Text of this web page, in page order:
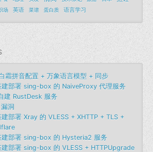
场 英语 菜谱 蛋白质 语言学习
霜拼音配置 + 万象语言模型 + 同步
建部署 sing-box 的 NaiveProxy 代理服务
建 RustDesk 服务
洞
部署 Xray 的 VLESS + XHTTP + TLS +
建部署 sing-box 的 Hysteria2 服务
部署 sing-box 的 VLESS + HTTPUpgrade